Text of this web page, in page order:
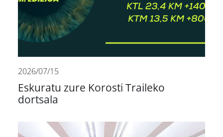
2026/07/15
Eskuratu zure Korosti Traileko
dortsala